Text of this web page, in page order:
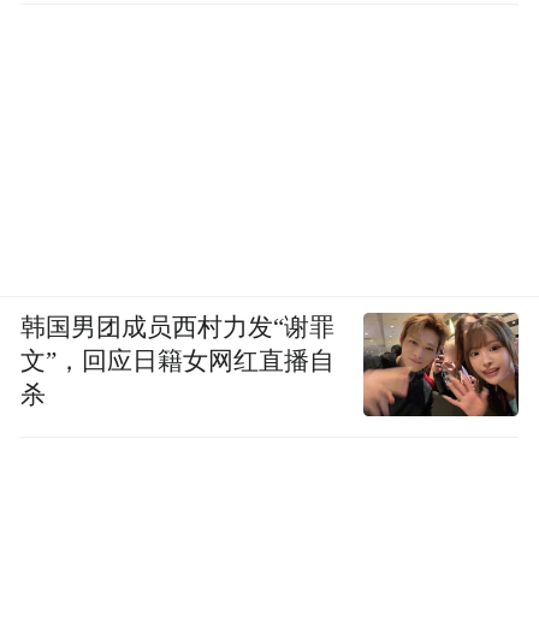
韩国男团成员西村力发“谢罪
文”，回应日籍女网红直播自
杀